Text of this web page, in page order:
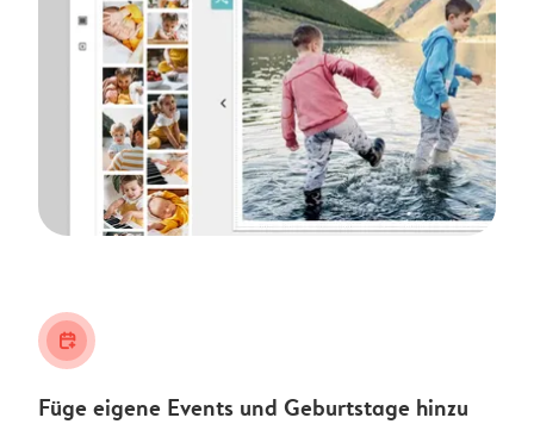
calendar_plus
Füge eigene Events und Geburtstage hinzu